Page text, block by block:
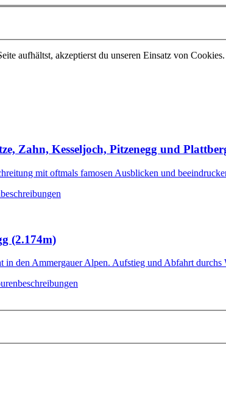
aufhältst, akzeptierst du unseren Einsatz von Cookies.
Zahn, Kesseljoch, Pitzenegg und
mit oftmals famosen Ausblicken und
(2.174m)
den Ammergauer Alpen. Aufstieg und Abfahrt durchs